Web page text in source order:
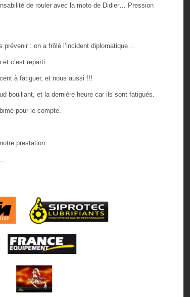
de rouler avec la moto de Didier… Pression
prévenir : on a frôlé l’incident diplomatique…
et c’est reparti…
à fatiguer, et nous aussi !!!
bouillant, et la dernière heure car ils sont fatigués.
pour le compte.
prestation.